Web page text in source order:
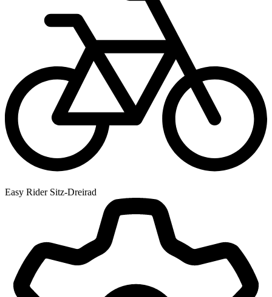
Easy Rider Sitz-Dreirad